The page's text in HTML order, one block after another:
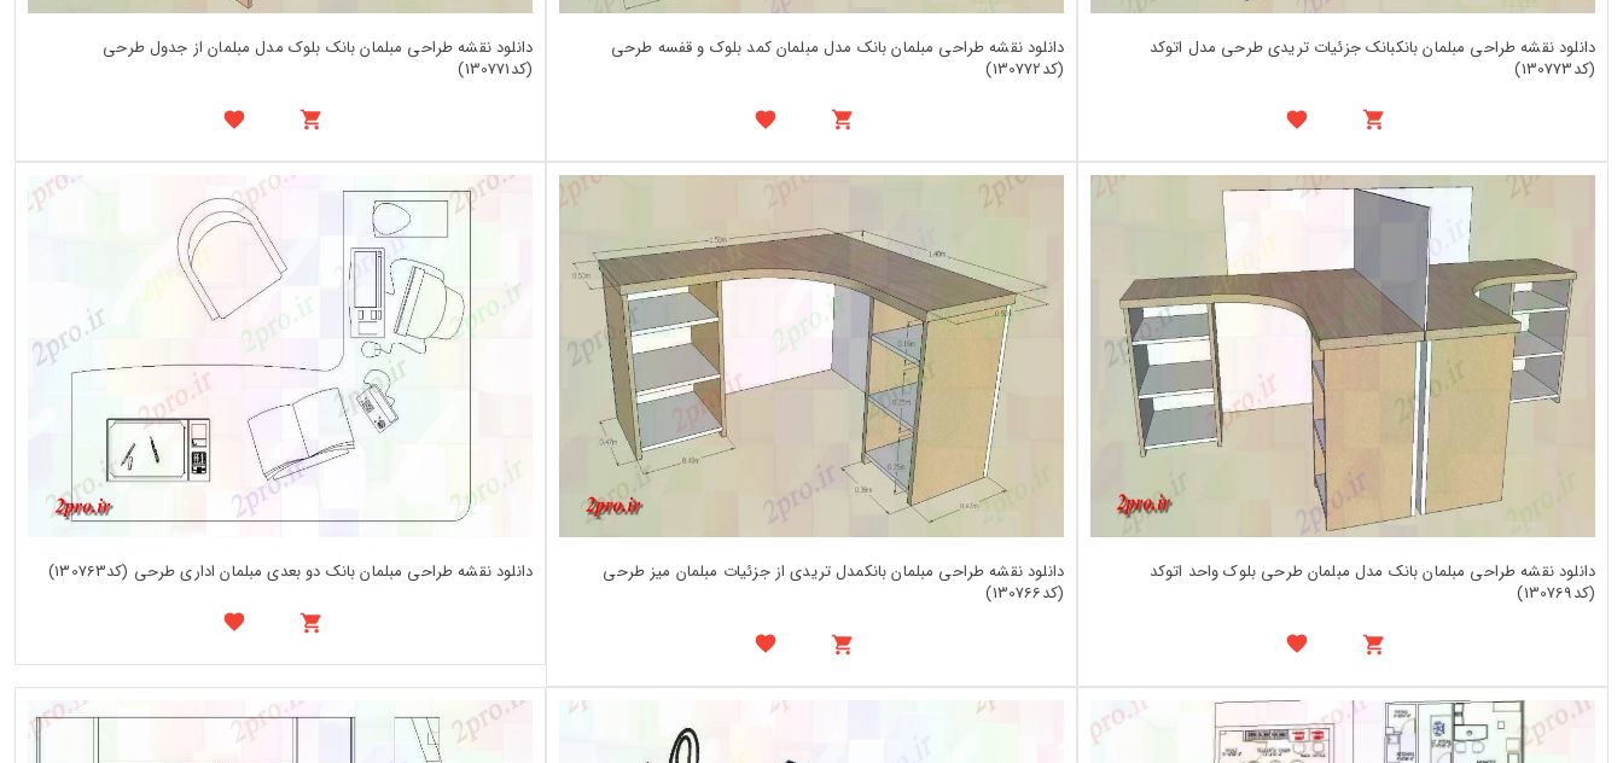
دانلود نقشه طراحی مبلمان بانکبانک جزئیات تریدی طرحی مدل اتوکد
(کد130773)
دانلود نقشه طراحی مبلمان بانک مدل مبلمان کمد بلوک و قفسه طرحی
(کد130772)
دانلود نقشه طراحی مبلمان بانک بلوک مدل مبلمان از جدول طرحی
(کد130771)
دانلود نقشه طراحی مبلمان بانک مدل مبلمان طرحی بلوک واحد اتوکد
(کد130769)
دانلود نقشه طراحی مبلمان بانکمدل تریدی از جزئیات مبلمان میز طرحی
(کد130766)
دانلود نقشه طراحی مبلمان بانک دو بعدی مبلمان اداری طرحی (کد130763)